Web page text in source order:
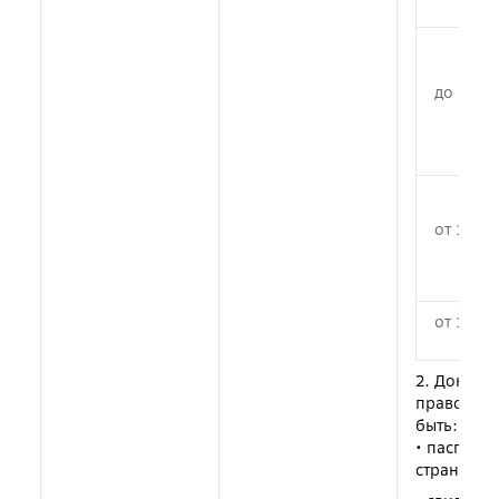
до 14
от 14
от 18
2.
быть:
•